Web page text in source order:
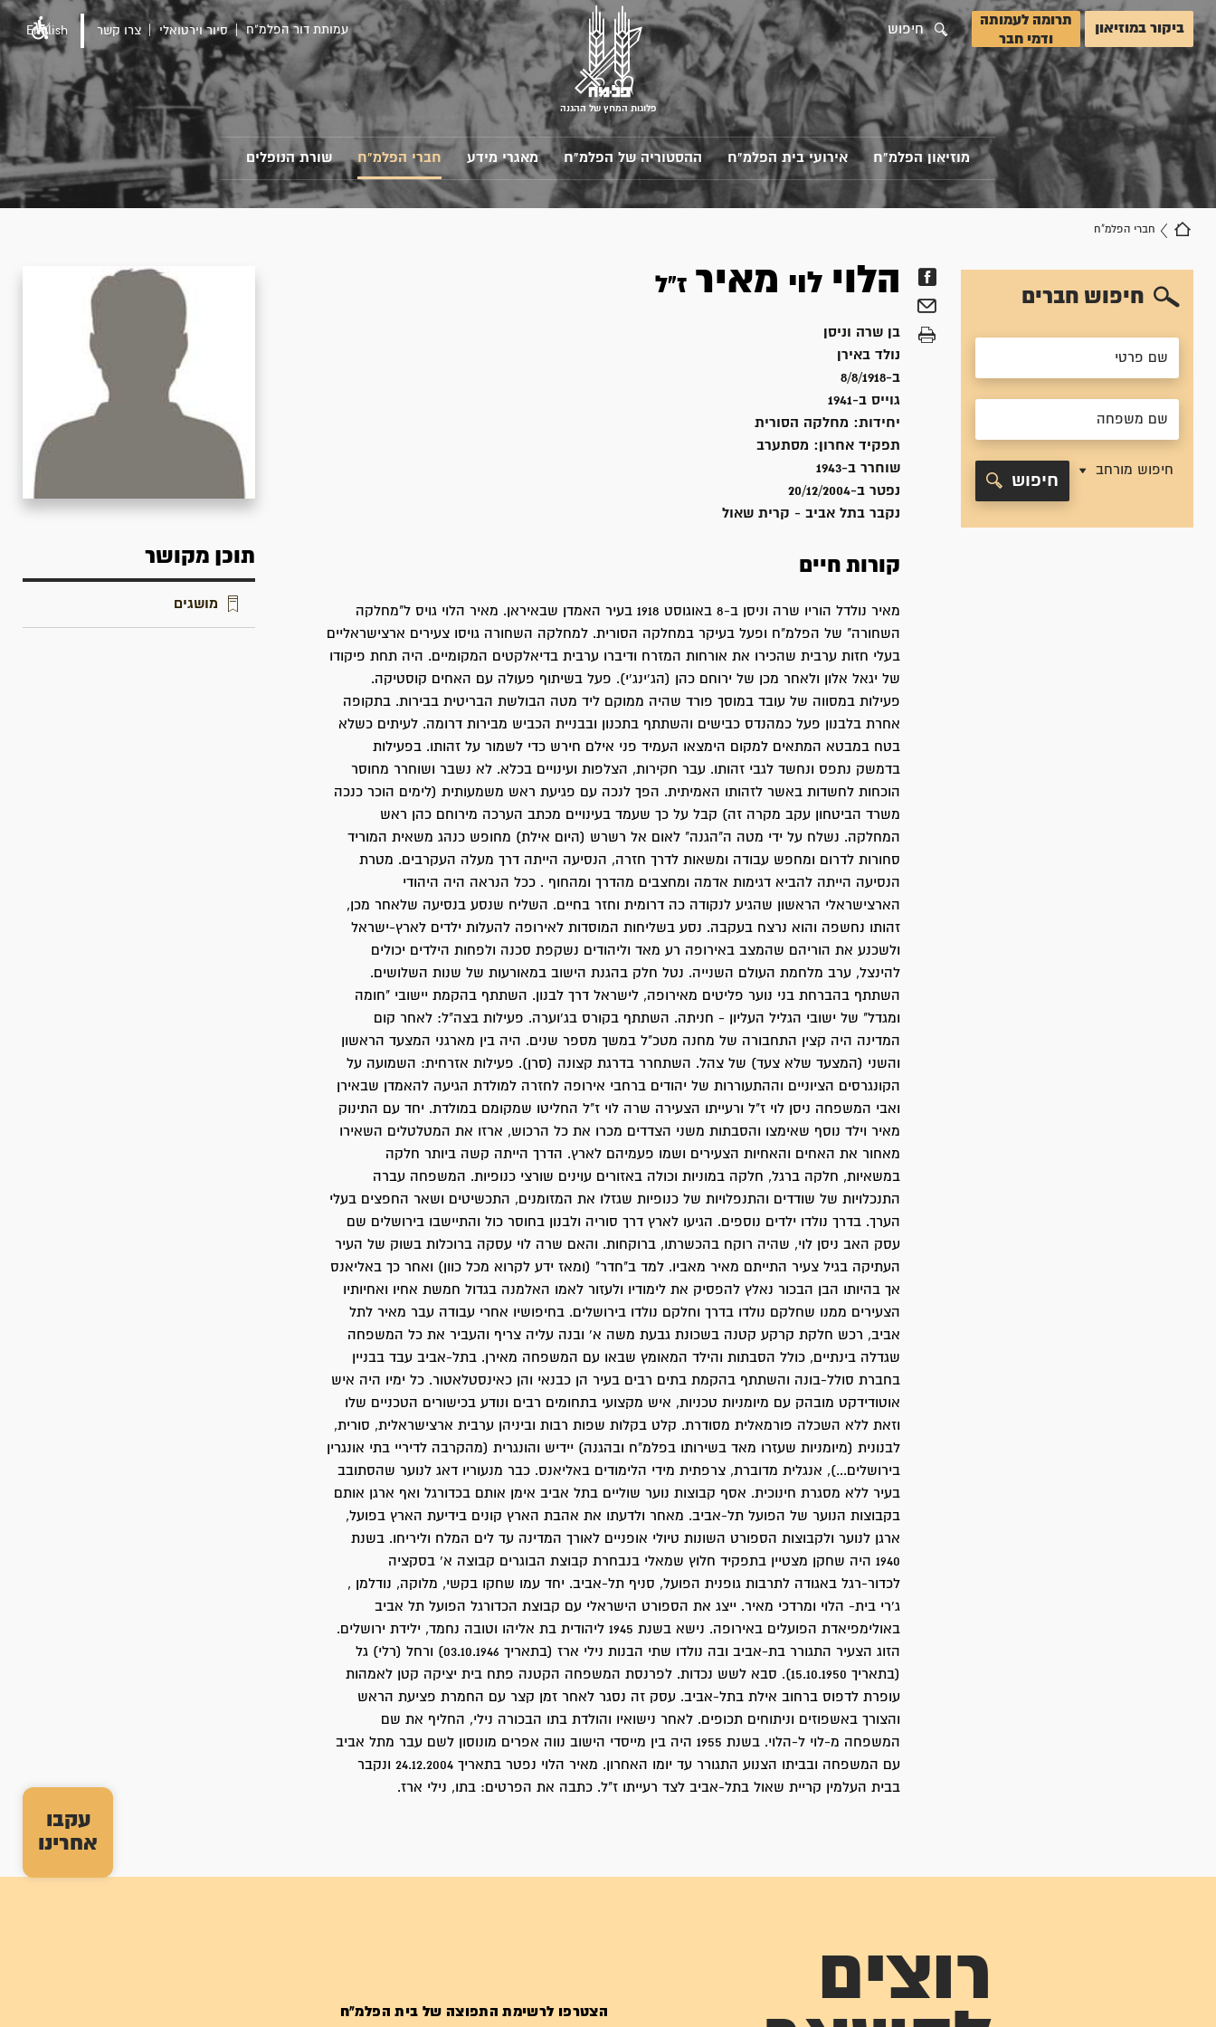
עקבו
אחרינו
ביקור במוזיאון
תרומה לעמותה
ודמי חבר
חיפוש
פלוגות המחץ של ההגנה
עמותת דור הפלמ"ח סיור וירטואלי צרו קשר English
מוזיאון הפלמ"ח אירועי בית הפלמ"ח ההסטוריה של הפלמ"ח מאגרי מידע חברי הפלמ"ח שורת הנופלים
חברי הפלמ"ח
חיפוש חברים
חיפוש מורחב
חיפוש
הלוי לוי מאיר ז"ל
בן שרה וניסן
נולד באירן
ב-8/8/1918
גוייס ב-1941
יחידות: מחלקה הסורית
תפקיד אחרון: מסתערב
שוחרר ב-1943
נפטר ב-20/12/2004
נקבר בתל אביב - קרית שאול
קורות חיים
מאיר נולדל הוריו שרה וניסן ב-8 באוגוסט 1918 בעיר האמדן שבאיראן. מאיר הלוי גויס ל"מחלקה
השחורה" של הפלמ"ח ופעל בעיקר במחלקה הסורית. למחלקה השחורה גויסו צעירים ארצישראליים
בעלי חזות ערבית שהכירו את אורחות המזרח ודיברו ערבית בדיאלקטים המקומיים. היה תחת פיקודו
של יגאל אלון ולאחר מכן של ירוחם כהן (הג'ינג'י). פעל בשיתוף פעולה עם האחים קוסטיקה.
פעילות במסווה של עובד במוסך פורד שהיה ממוקם ליד מטה הבולשת הבריטית בבירות. בתקופה
אחרת בלבנון פעל כמהנדס כבישים והשתתף בתכנון ובבניית הכביש מבירות דרומה. לעיתים כשלא
בטח במבטא המתאים למקום הימצאו העמיד פני אילם חירש כדי לשמור על זהותו. בפעילות
בדמשק נתפס ונחשד לגבי זהותו. עבר חקירות, הצלפות ועינויים בכלא. לא נשבר ושוחרר מחוסר
הוכחות לחשדות באשר לזהותו האמיתית. הפך לנכה עם פגיעת ראש משמעותית (לימים הוכר כנכה
משרד הביטחון עקב מקרה זה) קבל על כך שעמד בעינויים מכתב הערכה מירוחם כהן ראש
המחלקה. נשלח על ידי מטה ה"הגנה" לאום אל רשרש (היום אילת) מחופש כנהג משאית המוריד
סחורות לדרום ומחפש עבודה ומשאות לדרך חזרה, הנסיעה הייתה דרך מעלה העקרבים. מטרת
הנסיעה הייתה להביא דגימות אדמה ומחצבים מהדרך ומהחוף . ככל הנראה היה היהודי
הארצישראלי הראשון שהגיע לנקודה כה דרומית וחזר בחיים. השליח שנסע בנסיעה שלאחר מכן,
זהותו נחשפה והוא נרצח בעקבה. נסע בשליחות המוסדות לאירופה להעלות ילדים לארץ-ישראל
ולשכנע את הוריהם שהמצב באירופה רע מאד וליהודים נשקפת סכנה ולפחות הילדים יכולים
להינצל, ערב מלחמת העולם השנייה. נטל חלק בהגנת הישוב במאורעות של שנות השלושים.
השתתף בהברחת בני נוער פליטים מאירופה, לישראל דרך לבנון. השתתף בהקמת יישובי "חומה
ומגדל" של ישובי הגליל העליון - חניתה. השתתף בקורס בג'וערה. פעילות בצה"ל: לאחר קום
המדינה היה קצין התחבורה של מחנה מטכ"ל במשך מספר שנים. היה בין מארגני המצעד הראשון
והשני (המצעד שלא צעד) של צהל. השתחרר בדרגת קצונה (סרן). פעילות אזרחית: השמועה על
הקונגרסים הציוניים וההתעוררות של יהודים ברחבי אירופה לחזרה למולדת הגיעה להאמדן שבאירן
ואבי המשפחה ניסן לוי ז"ל ורעייתו הצעירה שרה לוי ז"ל החליטו שמקומם במולדת. יחד עם התינוק
מאיר וילד נוסף שאימצו והסבתות משני הצדדים מכרו את כל הרכוש, ארזו את המטלטלים השאירו
מאחור את האחים והאחיות הצעירים ושמו פעמיהם לארץ. הדרך הייתה קשה ביותר חלקה
במשאיות, חלקה ברגל, חלקה במוניות וכולה באזורים עוינים שורצי כנופיות. המשפחה עברה
התנכלויות של שודדים והתנפלויות של כנופיות שגזלו את המזומנים, התכשיטים ושאר החפצים בעלי
הערך. בדרך נולדו ילדים נוספים. הגיעו לארץ דרך סוריה ולבנון בחוסר כול והתיישבו בירושלים שם
עסק האב ניסן לוי, שהיה רוקח בהכשרתו, ברוקחות. והאם שרה לוי עסקה ברוכלות בשוק של העיר
העתיקה בגיל צעיר התייתם מאיר מאביו. למד ב"חדר" (ומאז ידע לקרוא מכל כוון) ואחר כך באליאנס
אך בהיותו הבן הבכור נאלץ להפסיק את לימודיו ולעזור לאמו האלמנה בגדול חמשת אחיו ואחיותיו
הצעירים ממנו שחלקם נולדו בדרך וחלקם נולדו בירושלים. בחיפושיו אחרי עבודה עבר מאיר לתל
אביב, רכש חלקת קרקע קטנה בשכונת גבעת משה א' ובנה עליה צריף והעביר את כל המשפחה
שגדלה בינתיים, כולל הסבתות והילד המאומץ שבאו עם המשפחה מאירן. בתל-אביב עבד בבניין
בחברת סולל-בונה והשתתף בהקמת בתים רבים בעיר הן כבנאי והן כאינסטלאטור. כל ימיו היה איש
אוטודידקט מובהק עם מיומניות טכניות, איש מקצועי בתחומים רבים ונודע בכישורים הטכניים שלו
וזאת ללא השכלה פורמאלית מסודרת. קלט בקלות שפות רבות וביניהן ערבית ארצישראלית, סורית,
לבנונית (מיומניות שעזרו מאד בשירותו בפלמ"ח ובהגנה) יידיש והונגרית (מהקרבה לדיריי בתי אונגרין
בירושלים...), אנגלית מדוברת, צרפתית מידי הלימודים באליאנס. כבר מנעוריו דאג לנוער שהסתובב
בעיר ללא מסגרת חינוכית. אסף קבוצות נוער שוליים בתל אביב אימן אותם בכדורגל ואף ארגן אותם
בקבוצות הנוער של הפועל תל-אביב. מאחר ולדעתו את אהבת הארץ קונים בידיעת הארץ בפועל,
ארגן לנוער ולקבוצות הספורט השונות טיולי אופניים לאורך המדינה עד לים המלח וליריחו. בשנת
1940 היה שחקן מצטיין בתפקיד חלוץ שמאלי בנבחרת קבוצת הבוגרים קבוצה א' בסקציה
לכדור-רגל באגודה לתרבות גופנית הפועל, סניף תל-אביב. יחד עמו שחקו בקשי, מלוקה, נודלמן ,
ג'רי בית- הלוי ומרדכי מאיר. ייצג את הספורט הישראלי עם קבוצת הכדורגל הפועל תל אביב
באולימפיאדת הפועלים באירופה. נישא בשנת 1945 ליהודית בת אליהו וטובה נחמד, ילידת ירושלים.
הזוג הצעיר התגורר בת-אביב ובה נולדו שתי הבנות נילי ארז (בתאריך 03.10.1946) ורחל (רלי) גל
(בתאריך 15.10.1950). סבא לשש נכדות. לפרנסת המשפחה הקטנה פתח בית יציקה קטן לאמהות
עופרת לדפוס ברחוב אילת בתל-אביב. עסק זה נסגר לאחר זמן קצר עם החמרת פציעת הראש
והצורך באשפוזים וניתוחים תכופים. לאחר נישואיו והולדת בתו הבכורה נילי, החליף את שם
המשפחה מ-לוי ל-הלוי. בשנת 1955 היה בין מייסדי הישוב נווה אפרים מונוסון לשם עבר מתל אביב
עם המשפחה ובביתו הצנוע התגורר עד יומו האחרון. מאיר הלוי נפטר בתאריך 24.12.2004 ונקבר
בבית העלמין קריית שאול בתל-אביב לצד רעייתו ז"ל. כתבה את הפרטים: בתו, נילי ארז.
תוכן מקושר
מושגים
רוצים
הצטרפו לרשימת התפוצה של בית הפלמ"ח